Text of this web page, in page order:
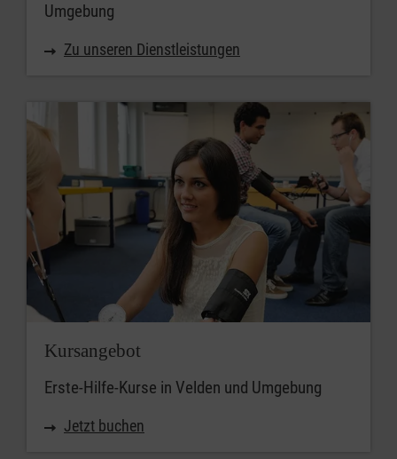
Ort
PLZ
Umkreis
Umgebung
Zu unseren Dienstleistungen
Kursangebot
Erste-Hilfe-Kurse in Velden und Umgebung
Jetzt buchen